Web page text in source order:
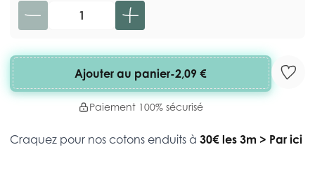
Quantité
Ajouter au panier-2,09 €
Paiement 100% sécurisé
Craquez pour nos cotons enduits à 30€ les 3m > Par ici